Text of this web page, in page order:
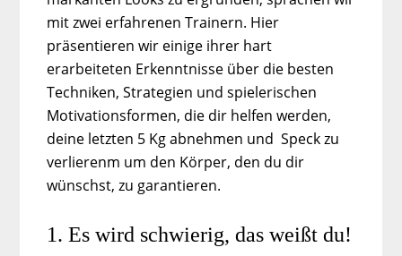
mit zwei erfahrenen Trainern. Hier
präsentieren wir einige ihrer hart
erarbeiteten Erkenntnisse über die besten
Techniken, Strategien und spielerischen
Motivationsformen, die dir helfen werden,
deine letzten 5 Kg abnehmen und Speck zu
verlierenm um den Körper, den du dir
wünschst, zu garantieren.
1. Es wird schwierig, das weißt du!